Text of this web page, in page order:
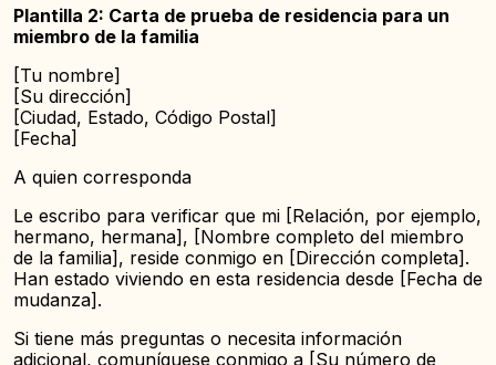
Plantilla 2: Carta de prueba de residencia para un
miembro de la familia
[Tu nombre]
[Su dirección]
[Ciudad, Estado, Código Postal]
[Fecha]
A quien corresponda
Le escribo para verificar que mi [Relación, por ejemplo,
hermano, hermana], [Nombre completo del miembro
de la familia], reside conmigo en [Dirección completa].
Han estado viviendo en esta residencia desde [Fecha de
mudanza].
Si tiene más preguntas o necesita información
adicional, comuníquese conmigo a [Su número de